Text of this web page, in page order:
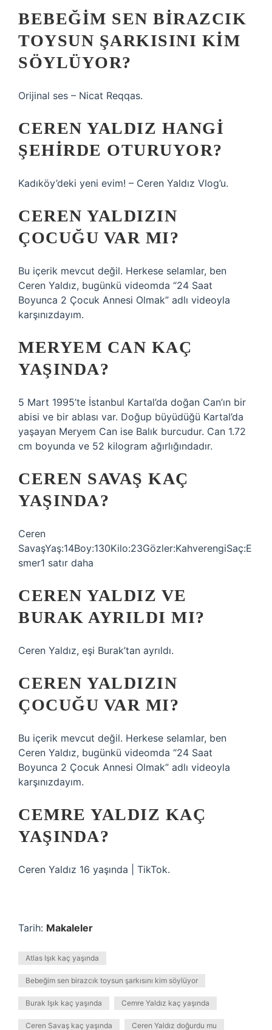
BEBEĞIM SEN BIRAZCIK
TOYSUN ŞARKISINI KIM
SÖYLÜYOR?
Orijinal ses – Nicat Reqqas.
CEREN YALDIZ HANGI
ŞEHIRDE OTURUYOR?
Kadıköy’deki yeni evim! – Ceren Yaldız Vlog’u.
CEREN YALDIZIN
ÇOCUĞU VAR MI?
Bu içerik mevcut değil. Herkese selamlar, ben
Ceren Yaldız, bugünkü videomda “24 Saat
Boyunca 2 Çocuk Annesi Olmak” adlı videoyla
karşınızdayım.
MERYEM CAN KAÇ
YAŞINDA?
5 Mart 1995’te İstanbul Kartal’da doğan Can’ın bir
abisi ve bir ablası var. Doğup büyüdüğü Kartal’da
yaşayan Meryem Can ise Balık burcudur. Can 1.72
cm boyunda ve 52 kilogram ağırlığındadır.
CEREN SAVAŞ KAÇ
YAŞINDA?
Ceren
SavaşYaş:14Boy:130Kilo:23Gözler:KahverengiSaç:E
smer1 satır daha
CEREN YALDIZ VE
BURAK AYRILDI MI?
Ceren Yaldız, eşi Burak’tan ayrıldı.
CEREN YALDIZIN
ÇOCUĞU VAR MI?
Bu içerik mevcut değil. Herkese selamlar, ben
Ceren Yaldız, bugünkü videomda “24 Saat
Boyunca 2 Çocuk Annesi Olmak” adlı videoyla
karşınızdayım.
CEMRE YALDIZ KAÇ
YAŞINDA?
Ceren Yaldız 16 yaşında | TikTok.
Tarih: Makaleler
Atlas Işık kaç yaşında
Bebeğim sen birazcık toysun şarkısını kim söylüyor
Burak Işık kaç yaşında Cemre Yaldız kaç yaşında
Ceren Savaş kaç yaşında Ceren Yaldız doğurdu mu